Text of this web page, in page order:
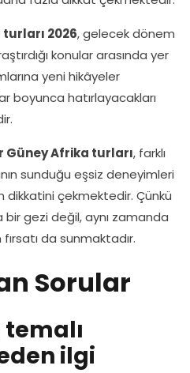
2026, gelecek dönem
konular arasında yer
yeni hikâyeler
boyunca hatırlayacakları
Güney Afrika turları, farklı
sunduğu eşsiz deneyimleri
çekmektedir. Çünkü
gezi değil, aynı zamanda
da sunmaktadır.
Sorular
ilgi